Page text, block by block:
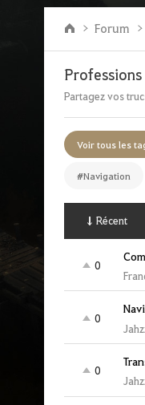
A
l
r
l
a
g
e
n
p
Forum
Professions
Partagez vos
Voir tous les
#Navigation
Récent
0
0
0